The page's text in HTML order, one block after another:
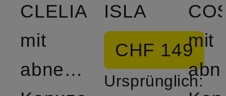
CLELIA
mit
abnehmbarer
ISLA
CHF 149
Ursprünglich:
mit